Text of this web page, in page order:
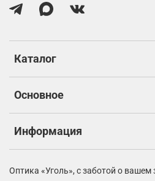
Каталог
Основное
Информация
Оптика «Уголь», с заботой о вашем